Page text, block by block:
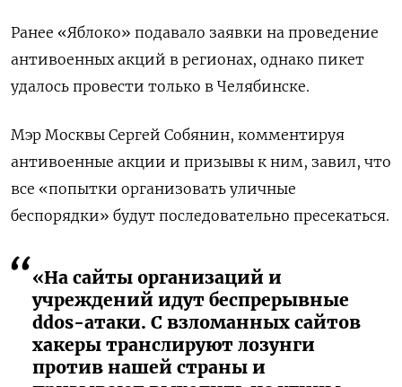
Ранее «Яблоко» подавало заявки на проведение
антивоенных акций в регионах, однако пикет
удалось провести только в Челябинске.
Мэр Москвы Сергей Собянин, комментируя
антивоенные акции и призывы к ним, завил, что
все «попытки организовать уличные
беспорядки» будут последовательно пресекаться.
«На сайты организаций и
учреждений идут беспрерывные
ddos-атаки. С взломанных сайтов
хакеры транслируют лозунги
против нашей страны и